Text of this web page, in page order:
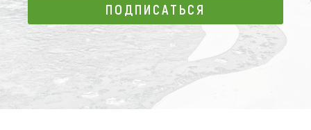
ПОДПИСАТЬСЯ
ПОДПИСАТЬСЯ